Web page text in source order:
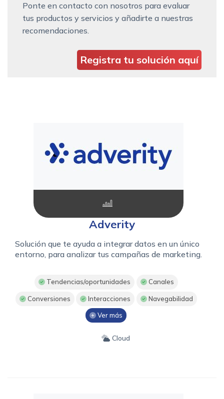
Ponte en contacto con nosotros para evaluar
tus productos y servicios y añadirte a nuestras
recomendaciones.
Registra tu solución aquí
Adverity
Solución que te ayuda a integrar datos en un único
entorno, para analizar tus campañas de marketing.
Tendencias/oportunidades Canales
Conversiones Interacciones Navegabilidad
Ver más
Cloud